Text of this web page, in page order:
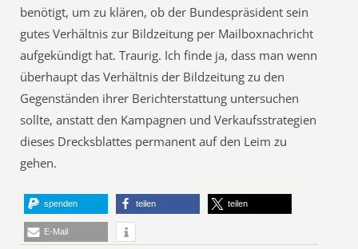
benötigt, um zu klären, ob der Bundespräsident sein
gutes Verhältnis zur Bildzeitung per Mailboxnachricht
aufgekündigt hat. Traurig. Ich finde ja, dass man wenn
überhaupt das Verhältnis der Bildzeitung zu den
Gegenständen ihrer Berichterstattung untersuchen
sollte, anstatt den Kampagnen und Verkaufsstrategien
dieses Drecksblattes permanent auf den Leim zu
gehen.
spenden teilen teilen
E-Mail